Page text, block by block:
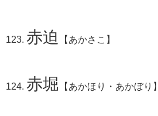
赤迫 【あかさこ】
赤堀 【あかほり・あかぼり】